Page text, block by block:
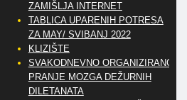
ZAMIŠLJA INTERNET
TABLICA UPARENIH POTRESA
ZA MAY/ SVIBANJ 2022
KLIZIŠTE
SVAKODNEVNO ORGANIZIRANO
PRANJE MOZGA DEŽURNIH
DILETANATA